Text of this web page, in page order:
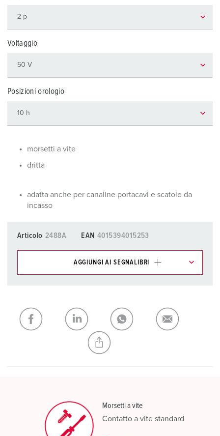
Voltaggio
Posizioni orologio
morsetti a vite
dritta
adatta anche per canaline portacavi e scatole da
incasso
Articolo 2488A EAN 4015394015253
AGGIUNGI AI SEGNALIBRI
CREA NUOVA LISTA
Morsetti a vite
Contatto a vite standard